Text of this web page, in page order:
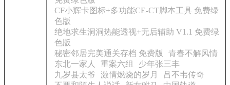
CF小辉卡图标+多功能CE-CT脚本工具 免费绿
色版
绝地求生洞洞热能透视+无后辅助 V1.1 免费绿
色版
秘密邻居完美通关存档 免费版
青春不解风情
东北一家人
重案六组
少年张三丰
九岁县太爷
激情燃烧的岁月
吕不韦传奇